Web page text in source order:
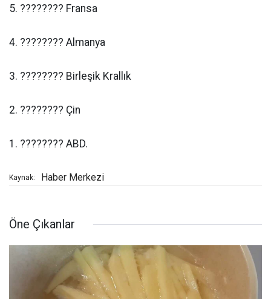
5. ???????? Fransa
4. ???????? Almanya
3. ???????? Birleşik Krallık
2. ???????? Çin
1. ???????? ABD.
Kaynak: Haber Merkezi
Öne Çıkanlar